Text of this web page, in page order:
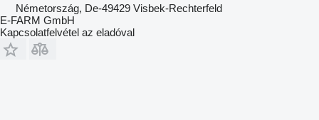
Németország, De-49429 Visbek-Rechterfeld
E-FARM GmbH
Kapcsolatfelvétel az eladóval